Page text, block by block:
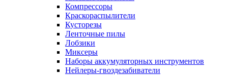
Компрессоры
Краскораспылители
Кусторезы
Ленточные пилы
Лобзики
Миксеры
Наборы аккумуляторных инструментов
Нейлеры-гвоздезабиватели